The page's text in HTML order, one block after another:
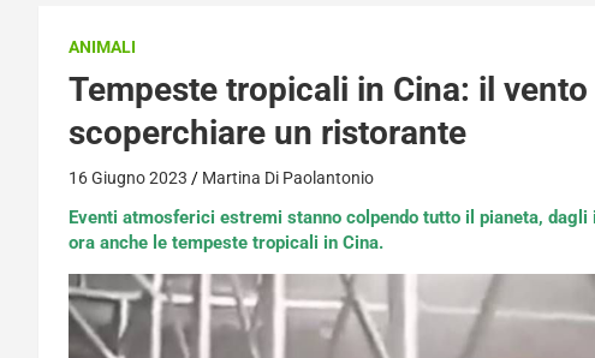
ANIMALI
Tempeste tropicali in Cina: il
scoperchiare un ristorante
16 Giugno 2023 Martina Di Paolantonio
Eventi atmosferici estremi stanno colpendo tutto il pianeta,
ora anche le tempeste tropicali in Cina.